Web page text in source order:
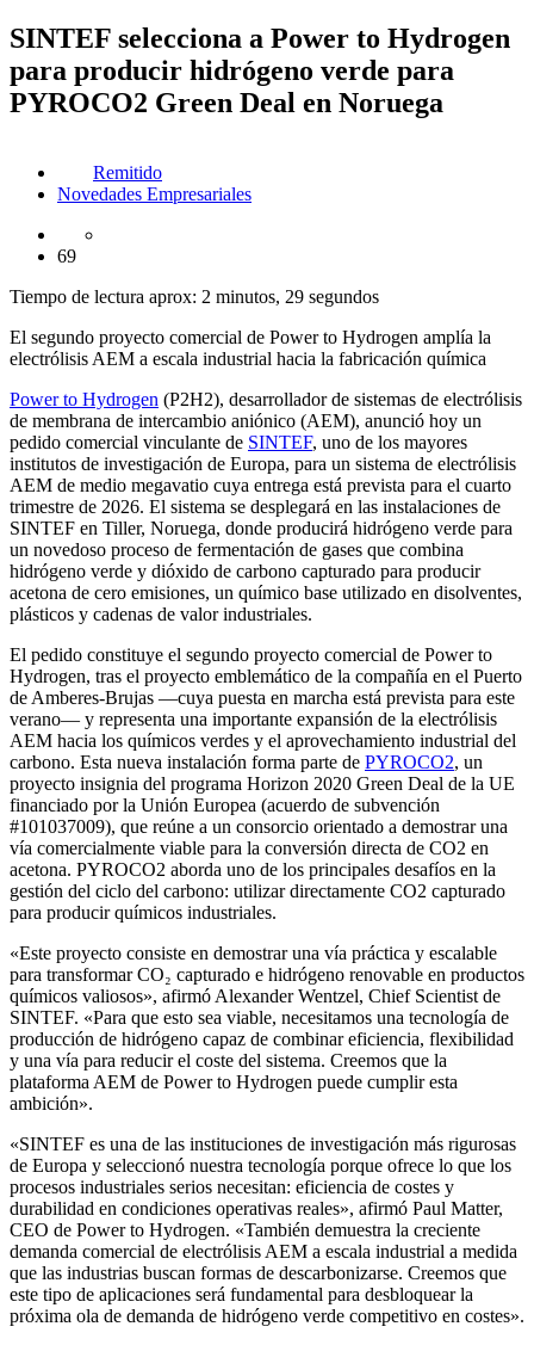
SINTEF selecciona a Power to Hydrogen
para producir hidrógeno verde para
PYROCO2 Green Deal en Noruega
Remitido
Novedades Empresariales
69
Tiempo de lectura aprox: 2 minutos, 29 segundos
El segundo proyecto comercial de Power to Hydrogen amplía la
electrólisis AEM a escala industrial hacia la fabricación química
Power to Hydrogen (P2H2), desarrollador de sistemas de electrólisis
de membrana de intercambio aniónico (AEM), anunció hoy un
pedido comercial vinculante de SINTEF, uno de los mayores
institutos de investigación de Europa, para un sistema de electrólisis
AEM de medio megavatio cuya entrega está prevista para el cuarto
trimestre de 2026. El sistema se desplegará en las instalaciones de
SINTEF en Tiller, Noruega, donde producirá hidrógeno verde para
un novedoso proceso de fermentación de gases que combina
hidrógeno verde y dióxido de carbono capturado para producir
acetona de cero emisiones, un químico base utilizado en disolventes,
plásticos y cadenas de valor industriales.
El pedido constituye el segundo proyecto comercial de Power to
Hydrogen, tras el proyecto emblemático de la compañía en el Puerto
de Amberes-Brujas —cuya puesta en marcha está prevista para este
verano— y representa una importante expansión de la electrólisis
AEM hacia los químicos verdes y el aprovechamiento industrial del
carbono. Esta nueva instalación forma parte de PYROCO2, un
proyecto insignia del programa Horizon 2020 Green Deal de la UE
financiado por la Unión Europea (acuerdo de subvención
#101037009), que reúne a un consorcio orientado a demostrar una
vía comercialmente viable para la conversión directa de CO2 en
acetona. PYROCO2 aborda uno de los principales desafíos en la
gestión del ciclo del carbono: utilizar directamente CO2 capturado
para producir químicos industriales.
«Este proyecto consiste en demostrar una vía práctica y escalable
para transformar CO₂ capturado e hidrógeno renovable en productos
químicos valiosos», afirmó Alexander Wentzel, Chief Scientist de
SINTEF. «Para que esto sea viable, necesitamos una tecnología de
producción de hidrógeno capaz de combinar eficiencia, flexibilidad
y una vía para reducir el coste del sistema. Creemos que la
plataforma AEM de Power to Hydrogen puede cumplir esta
ambición».
«SINTEF es una de las instituciones de investigación más rigurosas
de Europa y seleccionó nuestra tecnología porque ofrece lo que los
procesos industriales serios necesitan: eficiencia de costes y
durabilidad en condiciones operativas reales», afirmó Paul Matter,
CEO de Power to Hydrogen. «También demuestra la creciente
demanda comercial de electrólisis AEM a escala industrial a medida
que las industrias buscan formas de descarbonizarse. Creemos que
este tipo de aplicaciones será fundamental para desbloquear la
próxima ola de demanda de hidrógeno verde competitivo en costes».